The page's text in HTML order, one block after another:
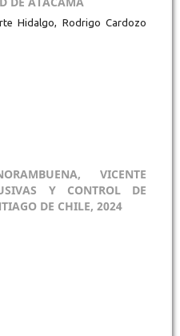
Hidalgo, Rodrigo Cardozo
VICENTE
Y CONTROL DE
DE CHILE, 2024